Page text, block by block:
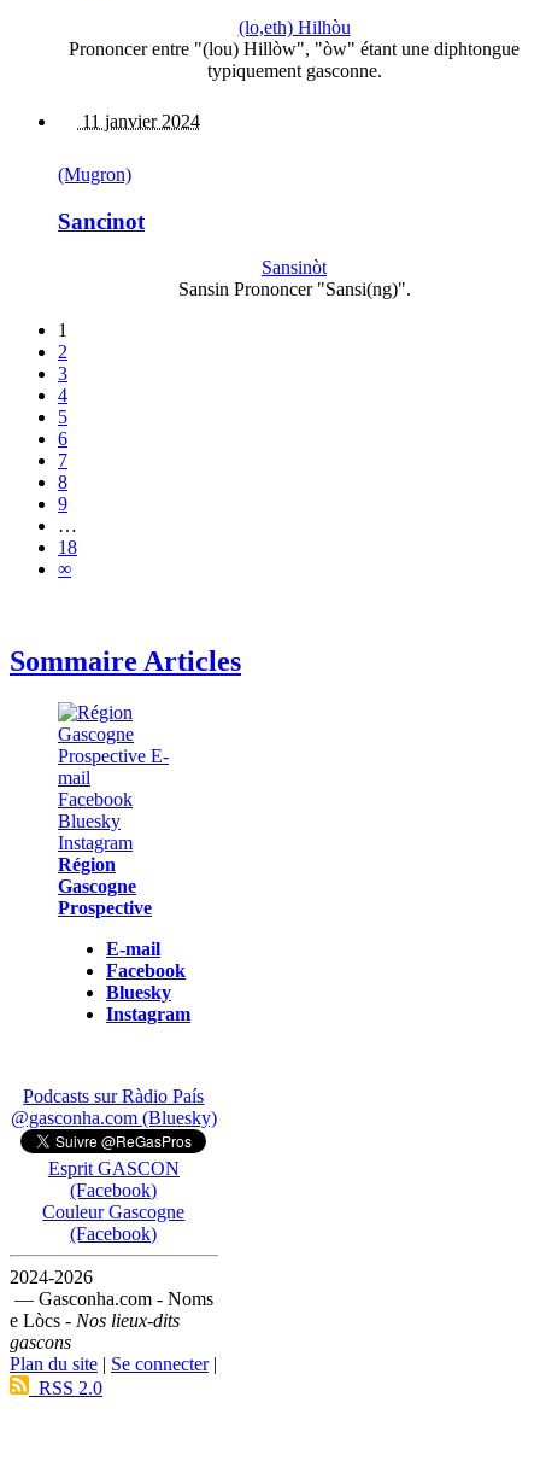
(lo,eth) Hilhòu
Prononcer entre "(lou) Hillòw", "òw" étant une diphtongue
typiquement gasconne.
11 janvier 2024
(Mugron)
Sancinot
Sansinòt
Sansin Prononcer "Sansi(ng)".
1
2
3
4
5
6
7
8
9
…
18
∞
Sommaire Articles
Région
Gascogne
Prospective
E-mail
Facebook
Bluesky
Instagram
Podcasts sur Ràdio País
@gasconha.com (Bluesky)
Esprit GASCON
(Facebook)
Couleur Gascogne
(Facebook)
2024-2026
— Gasconha.com - Noms
e Lòcs - Nos lieux-dits
gascons
Plan du site | Se connecter|
RSS 2.0